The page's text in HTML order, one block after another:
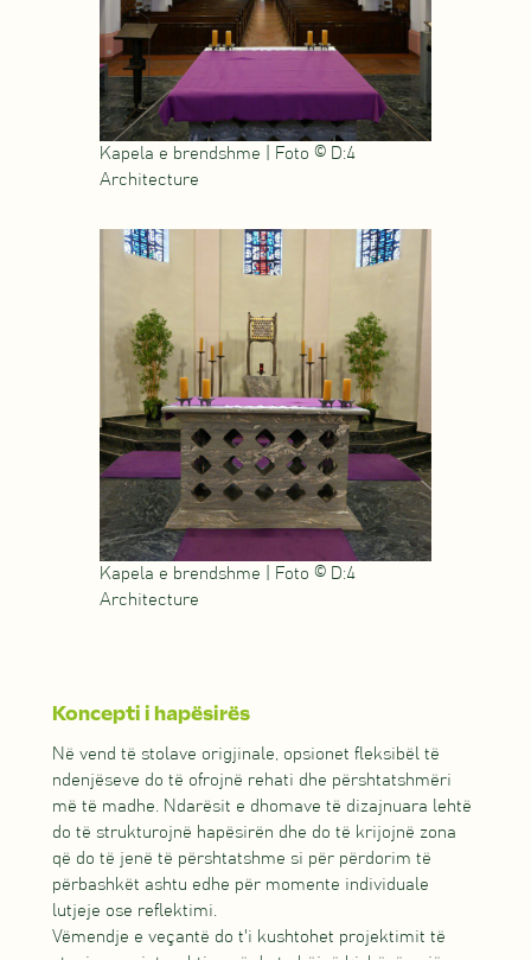
Kapela e brendshme | Foto © D:4
Architecture
Kapela e brendshme | Foto © D:4
Architecture
Koncepti i hapësirës
Në vend të stolave origjinale, opsionet fleksibël të
ndenjëseve do të ofrojnë rehati dhe përshtatshmëri
më të madhe. Ndarësit e dhomave të dizajnuara lehtë
do të strukturojnë hapësirën dhe do të krijojnë zona
që do të jenë të përshtatshme si për përdorim të
përbashkët ashtu edhe për momente individuale
lutjeje ose reflektimi.
Vëmendje e veçantë do t'i kushtohet projektimit të